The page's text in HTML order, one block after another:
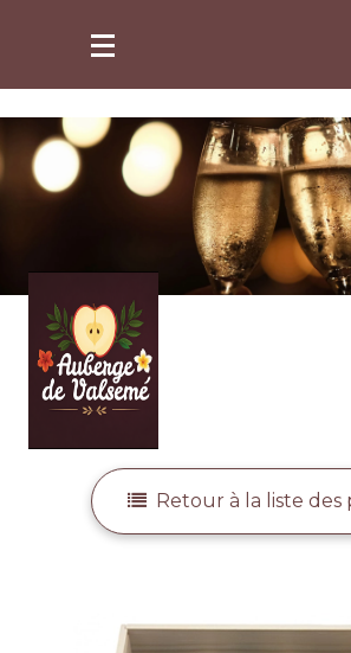
Retour à la liste des